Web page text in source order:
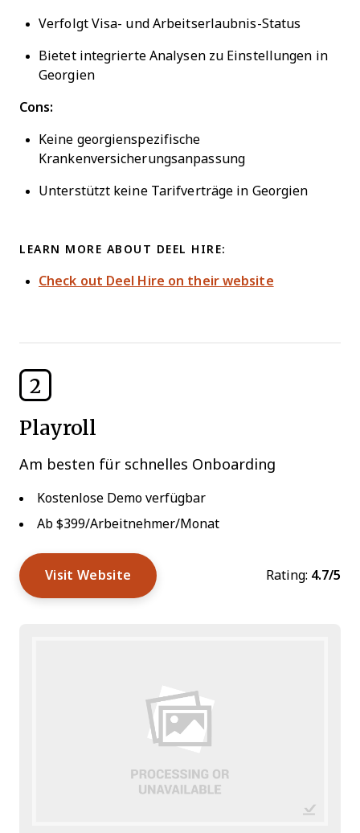
Verfolgt Visa- und Arbeitserlaubnis-Status
Bietet integrierte Analysen zu Einstellungen in
Georgien
Cons:
Keine georgienspezifische
Krankenversicherungsanpassung
Unterstützt keine Tarifverträge in Georgien
LEARN MORE ABOUT DEEL HIRE:
Check out Deel Hire on their website
2
Playroll
Am besten für schnelles Onboarding
Kostenlose Demo verfügbar
Ab $399/Arbeitnehmer/Monat
Visit Website Rating: 4.7/5